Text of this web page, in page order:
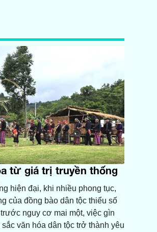
từ giá trị truyền thống
hiện đại, khi nhiều phong tục,
của đồng bào dân tộc thiểu số
nguy cơ mai một, việc gìn
văn hóa dân tộc trở thành yêu